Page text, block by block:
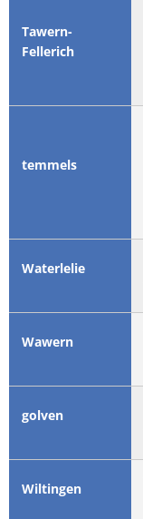
Tawern-
Fellerich
temmels
Waterlelie
Wawern
golven
Wiltingen